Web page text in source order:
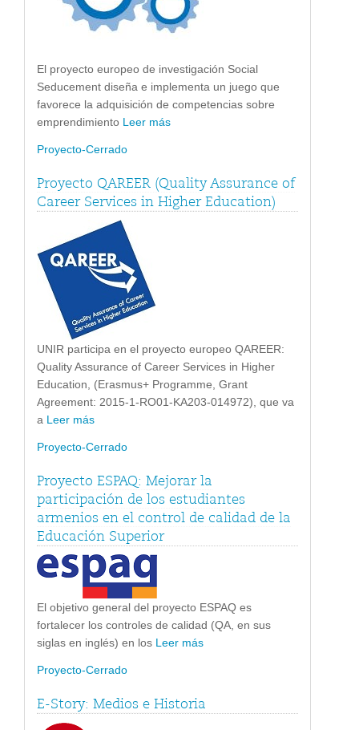
El proyecto europeo de investigación Social
Seducement diseña e implementa un juego que
favorece la adquisición de competencias sobre
emprendimiento Leer más
Proyecto-Cerrado
Proyecto QAREER (Quality Assurance of
Career Services in Higher Education)
UNIR participa en el proyecto europeo QAREER:
Quality Assurance of Career Services in Higher
Education, (Erasmus+ Programme, Grant
Agreement: 2015-1-RO01-KA203-014972), que va
a Leer más
Proyecto-Cerrado
Proyecto ESPAQ: Mejorar la
participación de los estudiantes
armenios en el control de calidad de la
Educación Superior
El objetivo general del proyecto ESPAQ es
fortalecer los controles de calidad (QA, en sus
siglas en inglés) en los Leer más
Proyecto-Cerrado
E-Story: Medios e Historia